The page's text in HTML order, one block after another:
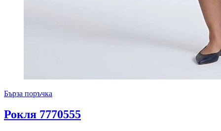
Бърза поръчка
Рокля 7770555